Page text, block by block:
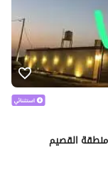
القصيم